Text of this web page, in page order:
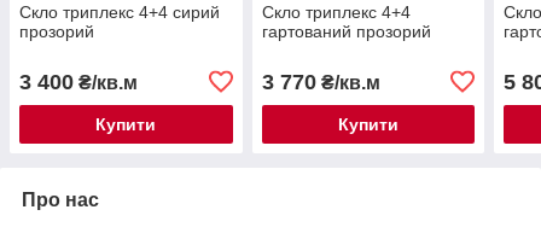
Скло триплекс 4+4 сирий
прозорий
3 400 ₴/кв.м
Купити
Скло триплекс 4+4
гартований прозорий
3 770₴/кв.м
Купити
5
Про нас